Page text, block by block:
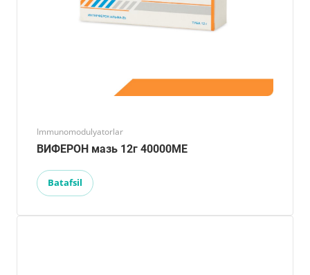
Immunomodulyatorlar
ВИФЕРОН мазь 12г 40000МЕ
Batafsil